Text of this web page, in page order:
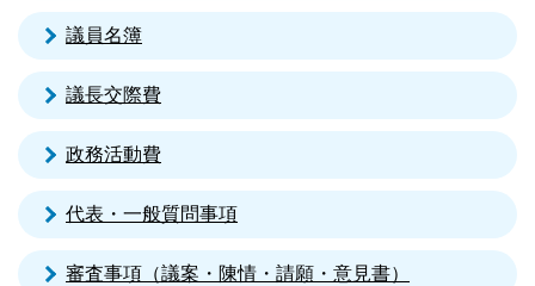
議員名簿
議長交際費
政務活動費
代表・一般質問事項
審査事項（議案・陳情・請願・意見書）